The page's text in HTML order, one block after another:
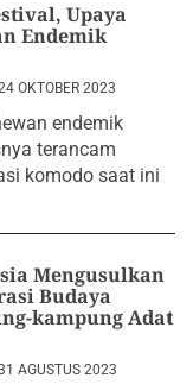
Upaya
Endemik
OKTOBER 2023
endemik
terancam
komodo saat ini
Mengusulkan
Budaya
kampung Adat
AGUSTUS 2023